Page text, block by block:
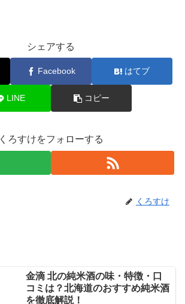
シェアする
Facebook はてブ
LINE コピー
くろすけをフォローする
くろすけ
金滴 北の純米酒の味・特徴・口
コミは？北海道のおすすめ純米酒
を徹底解説！